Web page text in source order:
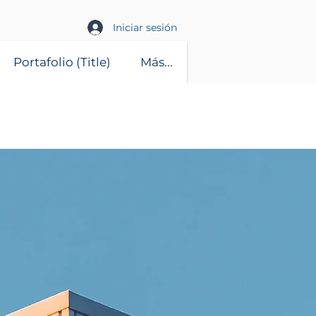
Iniciar sesión
Portafolio (Title) Más...